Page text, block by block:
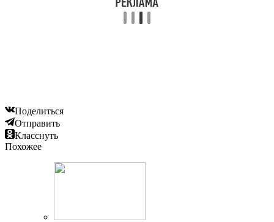
Поделиться
Отправить
Класснуть
Похожее